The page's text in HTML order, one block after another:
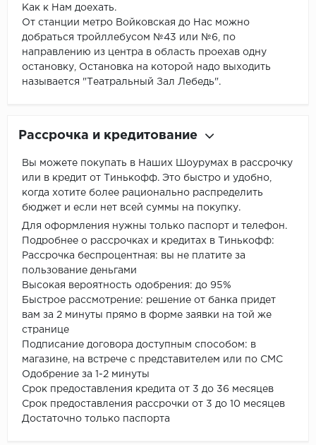
Как к Нам доехать.
От станции метро Войковская до Нас можно
добраться тройллебусом №43 или №6, по
направлению из центра в область проехав одну
остановку, Остановка на которой надо выходить
называется "Театральный Зал Лебедь".
Рассрочка и кредитование
Вы можете покупать в Наших Шоурумах в рассрочку
или в кредит от Тинькофф. Это быстро и удобно,
когда хотите более рационально распределить
бюджет и если нет всей суммы на покупку.
Для оформления нужны только паспорт и телефон.
Подробнее о рассрочках и кредитах в Тинькофф:
Рассрочка беспроцентная: вы не платите за
пользование деньгами
Высокая вероятность одобрения: до 95%
Быстрое рассмотрение: решение от банка придет
вам за 2 минуты прямо в форме заявки на той же
странице
Подписание договора доступным способом: в
магазине, на встрече с представителем или по СМС
Одобрение за 1-2 минуты
Срок предоставления кредита от 3 до 36 месяцев
Срок предоставления рассрочки от 3 до 10 месяцев
Достаточно только паспорта